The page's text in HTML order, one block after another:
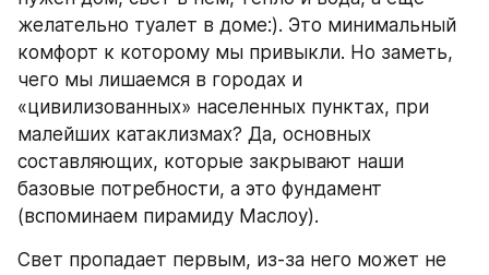
желательно туалет в доме:). Это минимальный
комфорт к которому мы привыкли. Но заметь,
чего мы лишаемся в городах и
«цивилизованных» населенных пунктах, при
малейших катаклизмах? Да, основных
составляющих, которые закрывают наши
базовые потребности, а это фундамент
(вспоминаем пирамиду Маслоу).
Свет пропадает первым, из-за него может не